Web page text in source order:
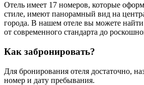
Отель имеет 17 номеров, которые
стиле, имеют панорамный вид на
города. В нашем отеле вы можете
от современного стандарта до
Как забронировать?
Для бронирования отеля достаточно,
номер и дату пребывания.